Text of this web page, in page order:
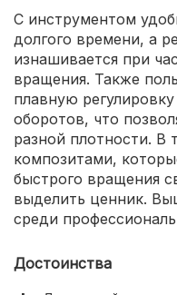
С инструментом
долгого времени, а
изнашивается при
вращения. Также
плавную
оборотов, что
разной плотности. В
композитами,
быстрого вращения
выделить ценник.
среди
Достоинства